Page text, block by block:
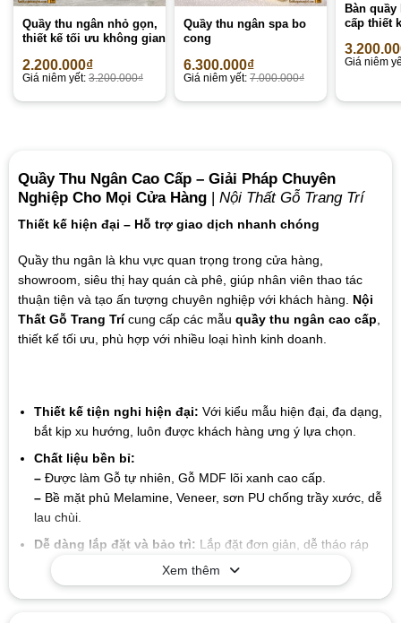
Quầy thu ngân nhỏ gọn,
thiết kế tối ưu không gian
2.200.000₫
Giá niêm yết: 3.200.000₫
Quầy thu ngân spa bo
cong
6.300.000₫
Giá niêm yết: 7.000.000₫
Bàn quầy
cấp thiết
Giá niêm
Quầy Thu Ngân Cao Cấp – Giải Pháp Chuyên
Nghiệp Cho Mọi Cửa Hàng| Nội Thất Gỗ Trang Trí
Thiết kế hiện đại – Hỗ trợ giao dịch nhanh chóng
Quầy thu ngân là khu vực quan trọng trong cửa hàng,
showroom, siêu thị hay quán cà phê, giúp nhân viên thao tác
thuận tiện và tạo ấn tượng chuyên nghiệp với khách hàng. Nội
Thất Gỗ Trang Trícung cấp các mẫu quầy thu ngân cao cấp
thiết kế tối ưu, phù hợp với nhiều loại hình kinh doanh.
Thiết kế tiện nghi hiện đại: Với kiểu mẫu hiện đại, đa dạng,
bắt kịp xu hướng, luôn được khách hàng ưng ý lựa chọn.
Chất liệu bền bỉ:
–Được làm Gỗ tự nhiên, Gỗ MDF lõi xanh cao cấp.
–Bề mặt phủ Melamine, Veneer, sơn PU chống trầy xước, dễ
lau chùi.
Dễ dàng lắp đặt và bảo trì: Lắp đặt đơn giản, dễ tháo ráp
Chất liệu và thiết kế của sản phẩm có tuổi thọ
cao, giúp bạn tiết kiệm chi phí trong suốt quá trình sử dụng
Xem thêm